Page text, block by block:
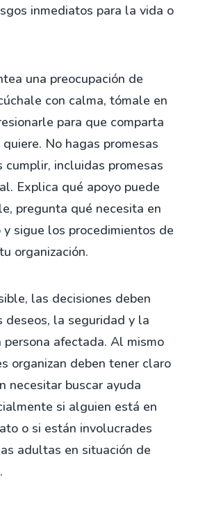
inmediatos para la vida o
una preocupación de
con calma, tómale en
para que comparta
No hagas promesas
cumplir, incluidas promesas
Explica qué apoyo puede
pregunta qué necesita en
sigue los procedimientos de
organización.
las decisiones deben
deseos, la seguridad y la
afectada. Al mismo
organizan deben tener claro
necesitar buscar ayuda
si alguien está en
o si están involucrades
adultas en situación de